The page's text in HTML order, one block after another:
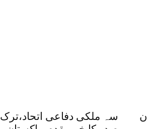
سہ ملکی دفاعی اتحاد،ترک